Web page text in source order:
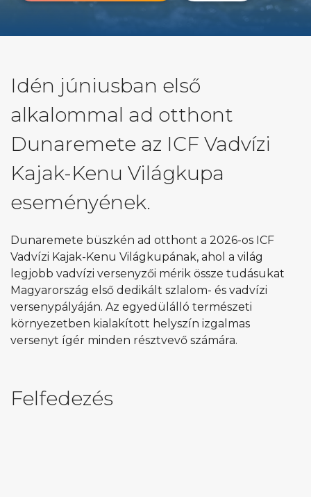
Idén júniusban első
alkalommal ad otthont
Dunaremete az ICF Vadvízi
Kajak-Kenu Világkupa
eseményének.
Dunaremete büszkén ad otthont a 2026-os ICF
Vadvízi Kajak-Kenu Világkupának, ahol a világ
legjobb vadvízi versenyzői mérik össze tudásukat
Magyarország első dedikált szlalom- és vadvízi
versenypályáján. Az egyedülálló természeti
környezetben kialakított helyszín izgalmas
versenyt ígér minden résztvevő számára.
Felfedezés